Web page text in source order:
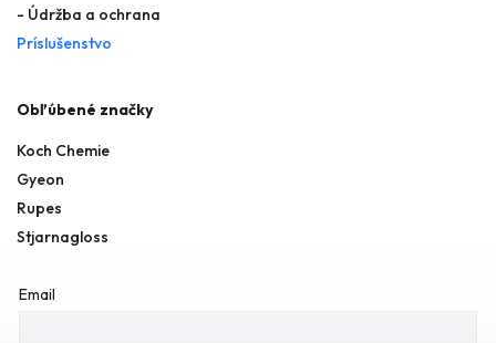
- Údržba a ochrana
Príslušenstvo
Obľúbené značky
Koch Chemie
Gyeon
Rupes
Stjarnagloss
Email